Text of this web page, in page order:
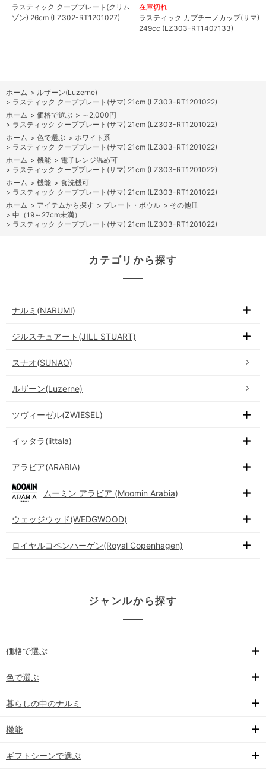
ラスティック クーププレート(クリム
ゾン) 26cm (LZ302-RT1201027)
在庫切れ
ラスティック カプチーノカップ(サマ)
249cc (LZ303-RT1407133)
ホーム > ルザーン(Luzerne)
> ラスティック クーププレート(サマ) 21cm (LZ303-RT1201022)
ホーム > 価格で選ぶ > ～2,000円
> ラスティック クーププレート(サマ) 21cm (LZ303-RT1201022)
ホーム > 色で選ぶ > ホワイト系
> ラスティック クーププレート(サマ) 21cm (LZ303-RT1201022)
ホーム > 機能 > 電子レンジ温め可
> ラスティック クーププレート(サマ) 21cm (LZ303-RT1201022)
ホーム > 機能 > 食洗機可
> ラスティック クーププレート(サマ) 21cm (LZ303-RT1201022)
ホーム > アイテムから探す > プレート・ボウル > その他皿
> 中（19～27cm未満）
> ラスティック クーププレート(サマ) 21cm (LZ303-RT1201022)
カテゴリから探す
ナルミ(NARUMI)
ジルスチュアート(JILL STUART)
スナオ(SUNAO)
ルザーン(Luzerne)
ツヴィーゼル(ZWIESEL)
イッタラ(iittala)
アラビア(ARABIA)
ムーミン アラビア (Moomin Arabia)
ウェッジウッド(WEDGWOOD)
ロイヤルコペンハーゲン(Royal Copenhagen)
ジャンルから探す
価格で選ぶ
色で選ぶ
暮らしの中のナルミ
機能
ギフトシーンで選ぶ